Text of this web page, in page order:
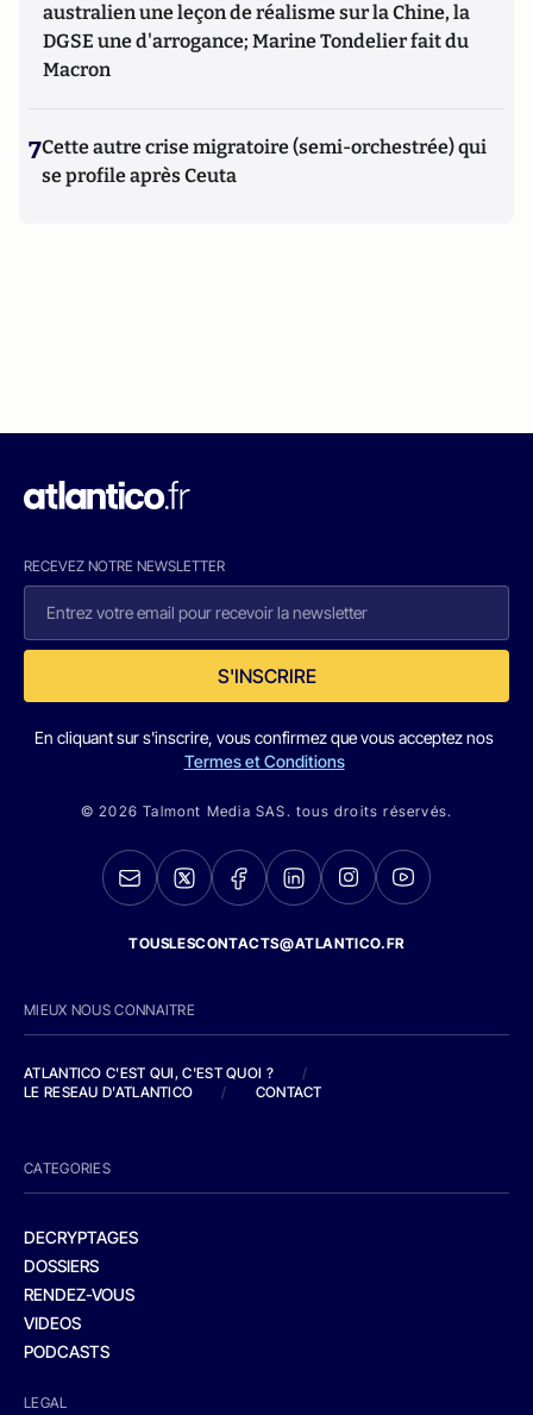
australien une leçon de réalisme sur la Chine, la
DGSE une d'arrogance; Marine Tondelier fait du
Macron
7Cette autre crise migratoire (semi-orchestrée) qui
se profile après Ceuta
RECEVEZ NOTRE NEWSLETTER
S'INSCRIRE
En cliquant sur s'inscrire, vous confirmez que vous acceptez nos
Termes et Conditions
© 2026 Talmont Media SAS. tous droits réservés.
TOUSLESCONTACTS@ATLANTICO.FR
MIEUX NOUS CONNAITRE
ATLANTICO C'EST QUI, C'EST QUOI ?
/
LE RESEAU D'ATLANTICO
/ CONTACT
CATEGORIES
DECRYPTAGES
DOSSIERS
RENDEZ-VOUS
VIDEOS
PODCASTS
LEGAL